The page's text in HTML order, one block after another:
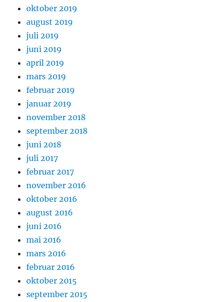
oktober 2019
august 2019
juli 2019
juni 2019
april 2019
mars 2019
februar 2019
januar 2019
november 2018
september 2018
juni 2018
juli 2017
februar 2017
november 2016
oktober 2016
august 2016
juni 2016
mai 2016
mars 2016
februar 2016
oktober 2015
september 2015